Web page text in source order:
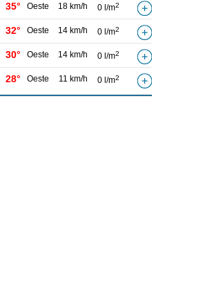
35° Oeste 18 km/h 0 l/m2
32° Oeste 14 km/h 0 l/m2
30° Oeste 14 km/h 0 l/m2
28° Oeste 11 km/h 0 l/m2